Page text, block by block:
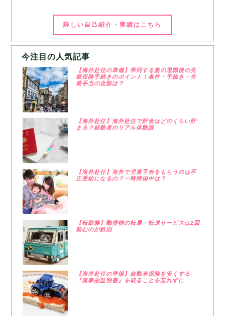
詳しい自己紹介・実績はこちら
今注目の人気記事
【海外赴任の準備】帯同する妻の退職後の失
業保険手続きのポイント！条件・手続き・失
業手当の金額は？
【海外赴任】海外赴任で貯金はどのくらい貯
まる？経験者のリアル体験談
【海外赴任】海外で児童手当をもらうのは不
正受給になるの？一時帰国中は？
【転勤族】郵便物の転居・転送サービスは2回
頼むのが鉄則
【海外赴任の準備】自動車保険を安くする
『無事故証明書』を取ることを忘れずに